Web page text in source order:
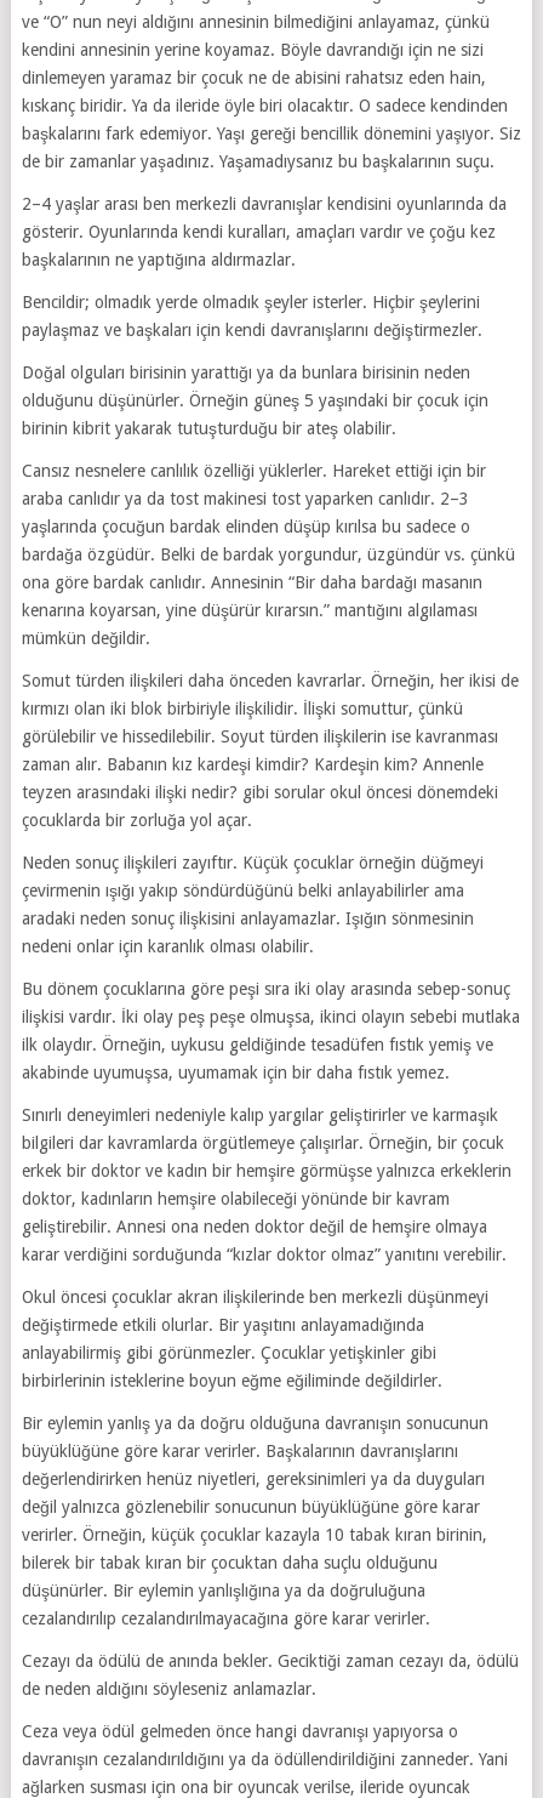
ve “O” nun neyi aldığını annesinin bilmediğini anlayamaz, çünkü
kendini annesinin yerine koyamaz. Böyle davrandığı için ne sizi
dinlemeyen yaramaz bir çocuk ne de abisini rahatsız eden hain,
kıskanç biridir. Ya da ileride öyle biri olacaktır. O sadece kendinden
başkalarını fark edemiyor. Yaşı gereği bencillik dönemini yaşıyor. Siz
de bir zamanlar yaşadınız. Yaşamadıysanız bu başkalarının suçu.
2–4 yaşlar arası ben merkezli davranışlar kendisini oyunlarında da
gösterir. Oyunlarında kendi kuralları, amaçları vardır ve çoğu kez
başkalarının ne yaptığına aldırmazlar.
Bencildir; olmadık yerde olmadık şeyler isterler. Hiçbir şeylerini
paylaşmaz ve başkaları için kendi davranışlarını değiştirmezler.
Doğal olguları birisinin yarattığı ya da bunlara birisinin neden
olduğunu düşünürler. Örneğin güneş 5 yaşındaki bir çocuk için
birinin kibrit yakarak tutuşturduğu bir ateş olabilir.
Cansız nesnelere canlılık özelliği yüklerler. Hareket ettiği için bir
araba canlıdır ya da tost makinesi tost yaparken canlıdır. 2–3
yaşlarında çocuğun bardak elinden düşüp kırılsa bu sadece o
bardağa özgüdür. Belki de bardak yorgundur, üzgündür vs. çünkü
ona göre bardak canlıdır. Annesinin “Bir daha bardağı masanın
kenarına koyarsan, yine düşürür kırarsın.” mantığını algılaması
mümkün değildir.
Somut türden ilişkileri daha önceden kavrarlar. Örneğin, her ikisi de
kırmızı olan iki blok birbiriyle ilişkilidir. İlişki somuttur, çünkü
görülebilir ve hissedilebilir. Soyut türden ilişkilerin ise kavranması
zaman alır. Babanın kız kardeşi kimdir? Kardeşin kim? Annenle
teyzen arasındaki ilişki nedir? gibi sorular okul öncesi dönemdeki
çocuklarda bir zorluğa yol açar.
Neden sonuç ilişkileri zayıftır. Küçük çocuklar örneğin düğmeyi
çevirmenin ışığı yakıp söndürdüğünü belki anlayabilirler ama
aradaki neden sonuç ilişkisini anlayamazlar. Işığın sönmesinin
nedeni onlar için karanlık olması olabilir.
Bu dönem çocuklarına göre peşi sıra iki olay arasında sebep-sonuç
ilişkisi vardır. İki olay peş peşe olmuşsa, ikinci olayın sebebi mutlaka
ilk olaydır. Örneğin, uykusu geldiğinde tesadüfen fıstık yemiş ve
akabinde uyumuşsa, uyumamak için bir daha fıstık yemez.
Sınırlı deneyimleri nedeniyle kalıp yargılar geliştirirler ve karmaşık
bilgileri dar kavramlarda örgütlemeye çalışırlar. Örneğin, bir çocuk
erkek bir doktor ve kadın bir hemşire görmüşse yalnızca erkeklerin
doktor, kadınların hemşire olabileceği yönünde bir kavram
geliştirebilir. Annesi ona neden doktor değil de hemşire olmaya
karar verdiğini sorduğunda “kızlar doktor olmaz” yanıtını verebilir.
Okul öncesi çocuklar akran ilişkilerinde ben merkezli düşünmeyi
değiştirmede etkili olurlar. Bir yaşıtını anlayamadığında
anlayabilirmiş gibi görünmezler. Çocuklar yetişkinler gibi
birbirlerinin isteklerine boyun eğme eğiliminde değildirler.
Bir eylemin yanlış ya da doğru olduğuna davranışın sonucunun
büyüklüğüne göre karar verirler. Başkalarının davranışlarını
değerlendirirken henüz niyetleri, gereksinimleri ya da duyguları
değil yalnızca gözlenebilir sonucunun büyüklüğüne göre karar
verirler. Örneğin, küçük çocuklar kazayla 10 tabak kıran birinin,
bilerek bir tabak kıran bir çocuktan daha suçlu olduğunu
düşünürler. Bir eylemin yanlışlığına ya da doğruluğuna
cezalandırılıp cezalandırılmayacağına göre karar verirler.
Cezayı da ödülü de anında bekler. Geciktiği zaman cezayı da, ödülü
de neden aldığını söyleseniz anlamazlar.
Ceza veya ödül gelmeden önce hangi davranışı yapıyorsa o
davranışın cezalandırıldığını ya da ödüllendirildiğini zanneder. Yani
ağlarken susması için ona bir oyuncak verilse, ileride oyuncak